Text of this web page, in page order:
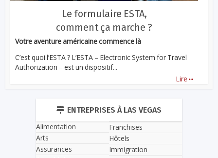
Le formulaire ESTA,
comment ça marche ?
Votre aventure américaine commence là
C’est quoi l’ESTA ? L’ESTA – Electronic System for Travel
Authorization – est un dispositif...
Lire ...
ENTREPRISES À LAS VEGAS
Alimentation
Arts
Assurances
Franchises
Hôtels
Immigration